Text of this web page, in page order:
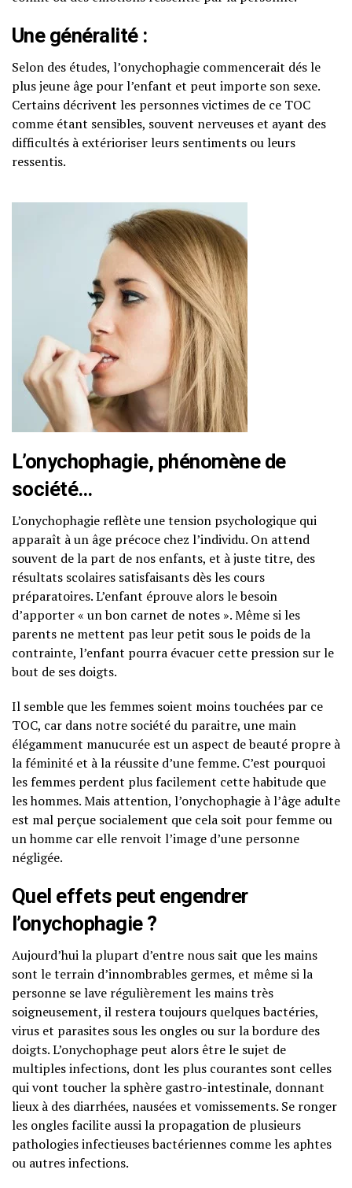
Une généralité :
Selon des études, l’onychophagie commencerait dés le
plus jeune âge pour l’enfant et peut importe son sexe.
Certains décrivent les personnes victimes de ce TOC
comme étant sensibles, souvent nerveuses et ayant des
difficultés à extérioriser leurs sentiments ou leurs
ressentis.
L’onychophagie, phénomène de
société…
L’onychophagie reflète une tension psychologique qui
apparaît à un âge précoce chez l’individu. On attend
souvent de la part de nos enfants, et à juste titre, des
résultats scolaires satisfaisants dès les cours
préparatoires. L’enfant éprouve alors le besoin
d’apporter « un bon carnet de notes ». Même si les
parents ne mettent pas leur petit sous le poids de la
contrainte, l’enfant pourra évacuer cette pression sur le
bout de ses doigts.
Il semble que les femmes soient moins touchées par ce
TOC, car dans notre société du paraitre, une main
élégamment manucurée est un aspect de beauté propre à
la féminité et à la réussite d’une femme. C’est pourquoi
les femmes perdent plus facilement cette habitude que
les hommes. Mais attention, l’onychophagie à l’âge adulte
est mal perçue socialement que cela soit pour femme ou
un homme car elle renvoit l’image d’une personne
négligée.
Quel effets peut engendrer
l’onychophagie ?
Aujourd’hui la plupart d’entre nous sait que les mains
sont le terrain d’innombrables germes, et même si la
personne se lave régulièrement les mains très
soigneusement, il restera toujours quelques bactéries,
virus et parasites sous les ongles ou sur la bordure des
doigts. L’onychophage peut alors être le sujet de
multiples infections, dont les plus courantes sont celles
qui vont toucher la sphère gastro-intestinale, donnant
lieux à des diarrhées, nausées et vomissements. Se ronger
les ongles facilite aussi la propagation de plusieurs
pathologies infectieuses bactériennes comme les aphtes
ou autres infections.